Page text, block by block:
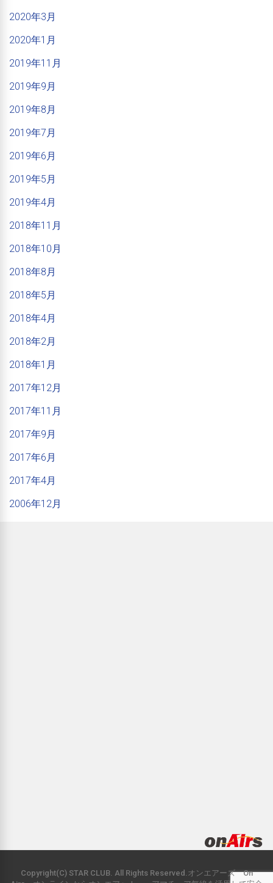
2020年3月
2020年1月
2019年11月
2019年9月
2019年8月
2019年7月
2019年6月
2019年5月
2019年4月
2018年11月
2018年10月
2018年8月
2018年5月
2018年4月
2018年2月
2018年1月
2017年12月
2017年11月
2017年9月
2017年6月
2017年4月
2006年12月
Copyright(C) STAR CLUB. All Rights Reserved.オンエアーズ On